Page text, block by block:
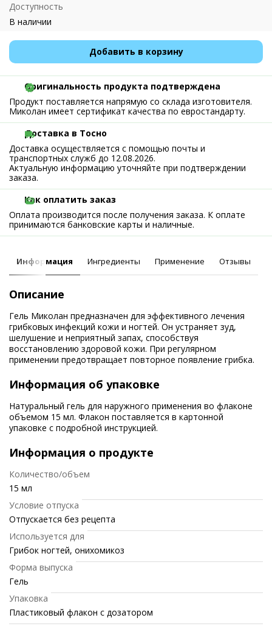
Доступность
В наличии
Добавить в корзину
Оригинальность продукта подтверждена
Продукт поставляется напрямую со склада изготовителя.
Миколан имеет сертификат качества по евростандарту.
Доставка в Тосно
Доставка осуществляется с помощью почты и
транспортных служб до 12.08.2026.
Актуальную информацию уточняйте при подтверждении
заказа.
Как оплатить заказ
Оплата производится после получения заказа. К оплате
принимаются банковские карты и наличные.
Информация Ингредиенты Применение Отзывы
Описание
Гель Миколан предназначен для эффективного лечения
грибковых инфекций кожи и ногтей. Он устраняет зуд,
шелушение и неприятный запах, способствуя
восстановлению здоровой кожи. При регулярном
применении предотвращает повторное появление грибка.
Информация об упаковке
Натуральный гель для наружного применения во флаконе
объемом 15 мл. Флакон поставляется в картонной
упаковке с подробной инструкцией.
Информация о продукте
Количество/объем
15 мл
Условие отпуска
Отпускается без рецепта
Используется для
Грибок ногтей, онихомикоз
Форма выпуска
Гель
Упаковка
Пластиковый флакон с дозатором